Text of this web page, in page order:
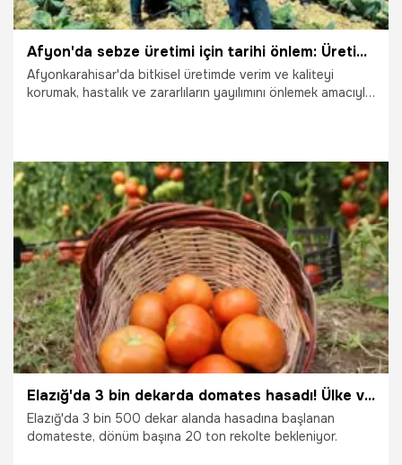
Afyon'da sebze üretimi için tarihi önlem: Üretim alanlarında başlatıldı
Afyonkarahisar'da bitkisel üretimde verim ve kaliteyi
korumak, hastalık ve zararlıların yayılımını önlemek amacıyla
15.07.2026 Afyonkarahisar
Elazığ'da 3 bin dekarda domates hasadı! Ülke ve şehir ekonomisine destek sağlıyor
Elazığ'da 3 bin 500 dekar alanda hasadına başlanan
domateste, dönüm başına 20 ton rekolte bekleniyor.